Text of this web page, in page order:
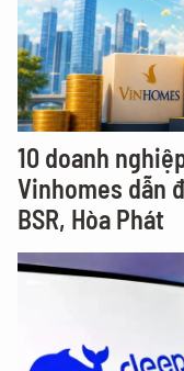
10 doanh
Vinhomes dẫn
BSR, Hòa Phát